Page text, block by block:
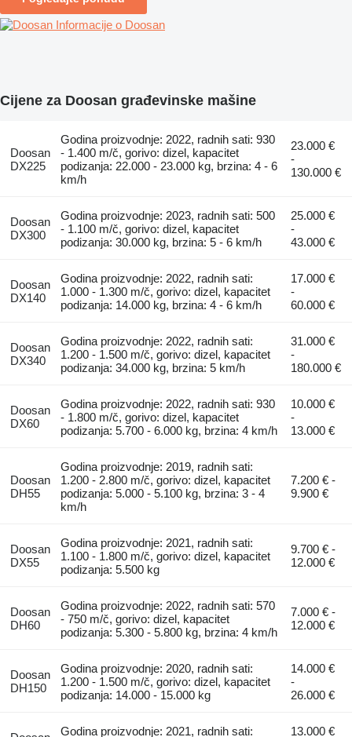
Informacije o Doosan
Cijene za Doosan građevinske mašine
Doosan
DX225
Godina proizvodnje: 2022, radnih sati: 930
- 1.400 m/č, gorivo: dizel, kapacitet
podizanja: 22.000 - 23.000 kg, brzina: 4 - 6
km/h
23.000 €
-
130.000 €
Doosan
DX300
Godina proizvodnje: 2023, radnih sati: 500
- 1.100 m/č, gorivo: dizel, kapacitet
podizanja: 30.000 kg, brzina: 5 - 6 km/h
25.000 €
-
43.000 €
Doosan
DX140
Godina proizvodnje: 2022, radnih sati:
1.000 - 1.300 m/č, gorivo: dizel, kapacitet
podizanja: 14.000 kg, brzina: 4 - 6 km/h
17.000 €
-
60.000 €
Doosan
DX340
Godina proizvodnje: 2022, radnih sati:
1.200 - 1.500 m/č, gorivo: dizel, kapacitet
podizanja: 34.000 kg, brzina: 5 km/h
31.000 €
-
180.000 €
Doosan
DX60
Godina proizvodnje: 2022, radnih sati: 930
- 1.800 m/č, gorivo: dizel, kapacitet
podizanja: 5.700 - 6.000 kg, brzina: 4 km/h
10.000 €
-
13.000 €
Doosan
DH55
Godina proizvodnje: 2019, radnih sati:
1.200 - 2.800 m/č, gorivo: dizel, kapacitet
podizanja: 5.000 - 5.100 kg, brzina: 3 - 4
km/h
7.200 € -
9.900 €
Doosan
DX55
Godina proizvodnje: 2021, radnih sati:
1.100 - 1.800 m/č, gorivo: dizel, kapacitet
podizanja: 5.500 kg
9.700 € -
12.000 €
Doosan
DH60
Godina proizvodnje: 2022, radnih sati: 570
- 750 m/č, gorivo: dizel, kapacitet
podizanja: 5.300 - 5.800 kg, brzina: 4 km/h
7.000 € -
12.000 €
Doosan
DH150
Godina proizvodnje: 2020, radnih sati:
1.200 - 1.500 m/č, gorivo: dizel, kapacitet
podizanja: 14.000 - 15.000 kg
14.000 €
-
26.000 €
Godina proizvodnje: 2021, radnih sati: 13.000 €